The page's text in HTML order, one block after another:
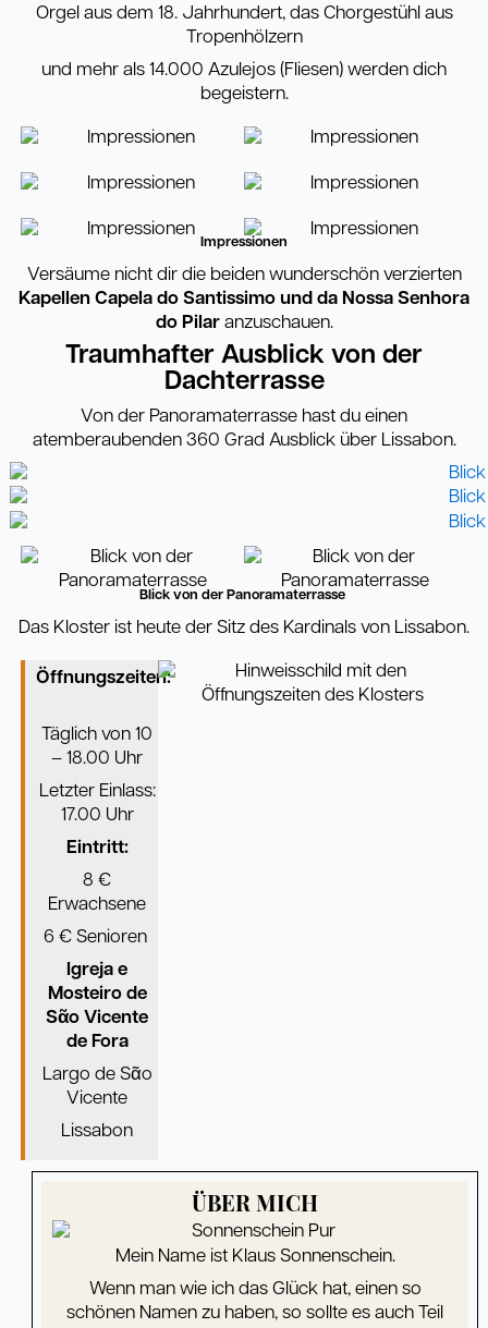
Orgel aus dem 18. Jahrhundert, das Chorgestühl aus
Tropenhölzern
und mehr als 14.000 Azulejos (Fliesen) werden dich
begeistern.
Impressionen
Versäume nicht dir die beiden wunderschön verzierten
Kapellen Capela do Santissimo und da Nossa Senhora
do Pilaranzuschauen.
Traumhafter Ausblick von der
Dachterrasse
Von der Panoramaterrasse hast du einen
atemberaubenden 360 Grad Ausblick über Lissabon.
Blick von der Panoramaterrasse
Das Kloster ist heute der Sitz des Kardinals von Lissabon.
Öffnungszeiten:
Täglich von 10
– 18.00 Uhr
Letzter Einlass:
17.00 Uhr
Eintritt:
8 €
Erwachsene
6 € Senioren
Igreja e
Mosteiro de
Sᾶo Vicente
de Fora
Largo de Sᾶo
Vicente
Lissabon
ÜBER MICH
Mein Name ist Klaus Sonnenschein.
Wenn man wie ich das Glück hat, einen so
schönen Namen zu haben, so sollte es auch Teil